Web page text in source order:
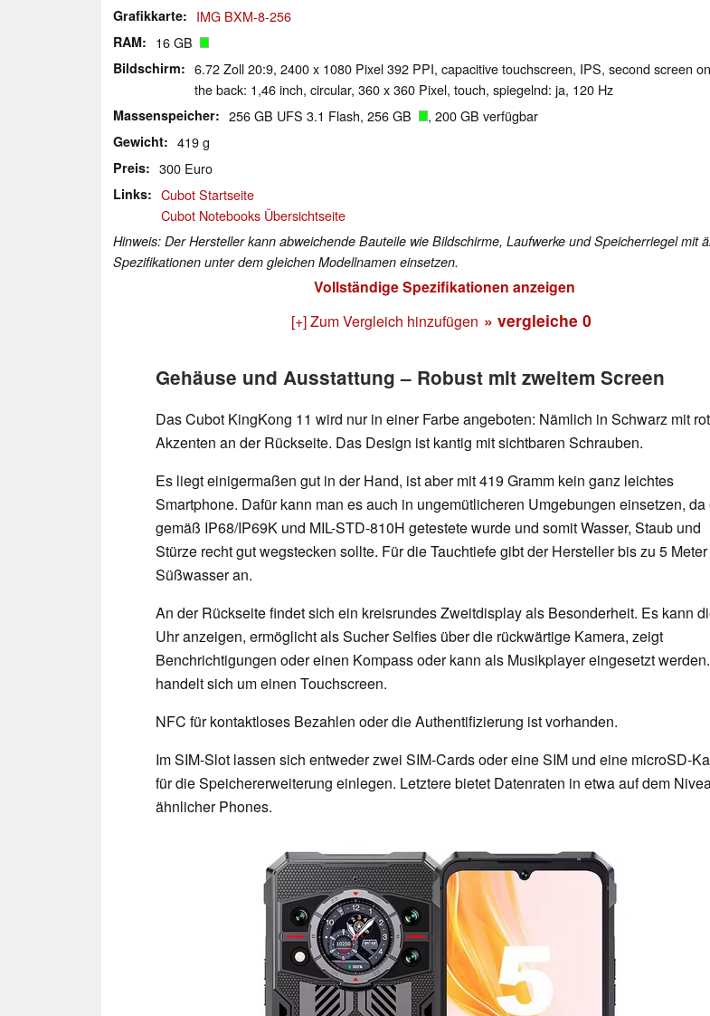
Grafikkarte IMG BXM-8-256
RAM 16 GB
Bildschirm
6.72 Zoll 20:9, 2400 x 1080 Pixel 392 PPI, capacitive touchscreen, IPS, second screen on
the back: 1,46 inch, circular, 360 x 360 Pixel, touch, spiegelnd: ja, 120 Hz
Massenspeicher 256 GB UFS 3.1 Flash, 256 GB , 200 GB verfügbar
Gewicht 419 g
Preis 300 Euro
Links
Cubot Startseite
Cubot Notebooks Übersichtseite
Hinweis: Der Hersteller kann abweichende Bauteile wie Bildschirme, Laufwerke und Speicherriegel mit
Spezifikationen unter dem gleichen Modellnamen einsetzen.
Vollständige Spezifikationen anzeigen
[+] Zum Vergleich hinzufügen » vergleiche 0
Gehäuse und Ausstattung – Robust mit zweitem Screen
Das Cubot KingKong 11 wird nur in einer Farbe angeboten: Nämlich in Schwarz mit
Akzenten an der Rückseite. Das Design ist kantig mit sichtbaren Schrauben.
Es liegt einigermaßen gut in der Hand, ist aber mit 419 Gramm kein ganz leichtes
Smartphone. Dafür kann man es auch in ungemütlicheren Umgebungen einsetzen, da
gemäß IP68/IP69K und MIL-STD-810H getestete wurde und somit Wasser, Staub und
Stürze recht gut wegstecken sollte. Für die Tauchtiefe gibt der Hersteller bis zu 5
Süßwasser an.
An der Rückseite findet sich ein kreisrundes Zweitdisplay als Besonderheit. Es kann
Uhr anzeigen, ermöglicht als Sucher Selfies über die rückwärtige Kamera, zeigt
Benchrichtigungen oder einen Kompass oder kann als Musikplayer eingesetzt
handelt sich um einen Touchscreen.
NFC für kontaktloses Bezahlen oder die Authentifizierung ist vorhanden.
Im SIM-Slot lassen sich entweder zwei SIM-Cards oder eine SIM und eine microSD-
für die Speichererweiterung einlegen. Letztere bietet Datenraten in etwa auf dem
ähnlicher Phones.